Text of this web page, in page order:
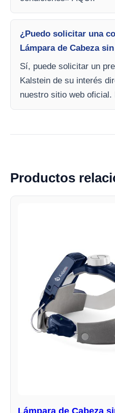
¿Puedo solicitar una
Lámpara de Cabeza
Sí, puede solicitar un
Kalstein de su interés
nuestro sitio web oficial.
Productos
Lámpara de Cabeza